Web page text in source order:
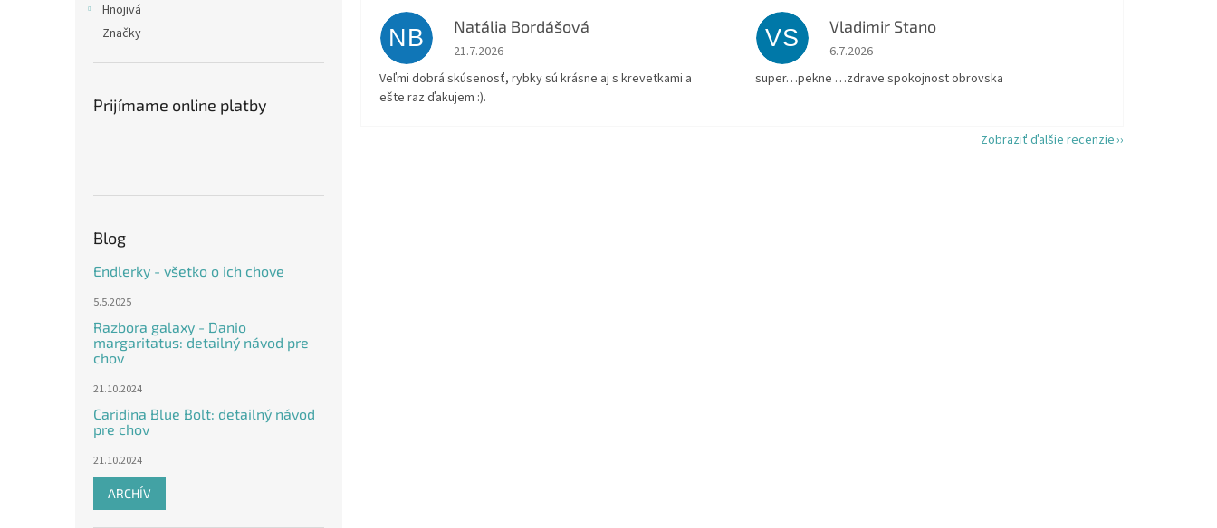
Hnojivá
Značky
Prijímame online platby
Blog
Endlerky - všetko o ich chove
5.5.2025
Razbora galaxy - Danio
margaritatus: detailný návod pre
chov
21.10.2024
Caridina Blue Bolt: detailný návod
pre chov
21.10.2024
ARCHÍV
NB Natália Bordášová
Hodnotenie obchodu je 5 z 5 hviezdičiek.
21.7.2026
Veľmi dobrá skúsenosť, rybky sú krásne aj s krevetkami a
ešte raz ďakujem :).
VS Vladimir Stano
Hodnotenie obchodu je 5 z 5 hviezdičiek.
6.7.2026
super…pekne …zdrave spokojnost obrovska
Zobraziť ďalšie recenzie